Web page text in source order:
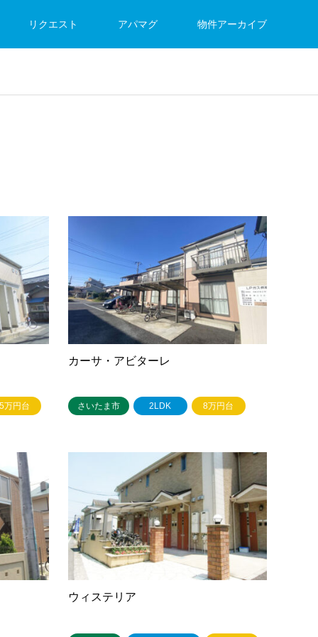
リクエスト アパマグ 物件アーカイブ
5万円台
カーサ・アビターレ
さいたま市 2LDK 8万円台
ウィステリア